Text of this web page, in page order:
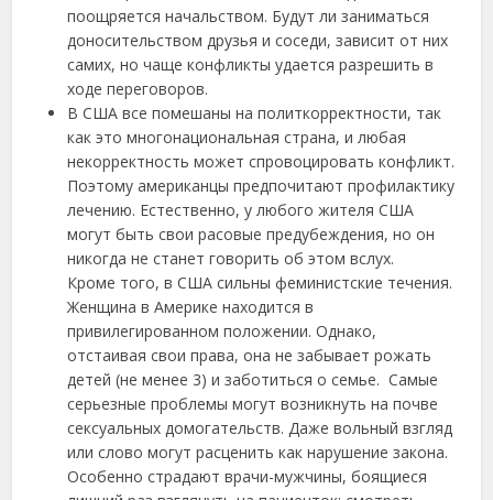
поощряется начальством. Будут ли заниматься
доносительством друзья и соседи, зависит от них
самих, но чаще конфликты удается разрешить в
ходе переговоров.
В США все помешаны на политкорректности, так
как это многонациональная страна, и любая
некорректность может спровоцировать конфликт.
Поэтому американцы предпочитают профилактику
лечению. Естественно, у любого жителя США
могут быть свои расовые предубеждения, но он
никогда не станет говорить об этом вслух.
Кроме того, в США сильны феминистские течения.
Женщина в Америке находится в
привилегированном положении. Однако,
отстаивая свои права, она не забывает рожать
детей (не менее 3) и заботиться о семье. Самые
серьезные проблемы могут возникнуть на почве
сексуальных домогательств. Даже вольный взгляд
или слово могут расценить как нарушение закона.
Особенно страдают врачи-мужчины, боящиеся